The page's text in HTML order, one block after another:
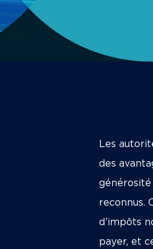
Les
des
générosité
reconnus.
d’impôts
payer, et